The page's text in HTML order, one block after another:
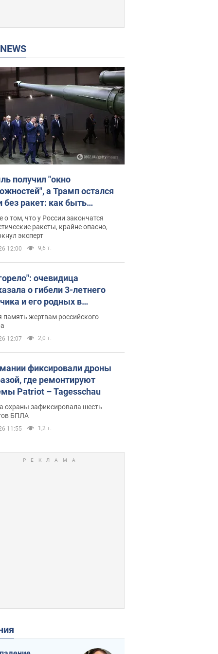
NEWS
получил "окно
а Трамп остался
без ракет: как быть
Интервью с Мельником
о том, что у России закончатся
ракеты, крайне опасно,
эксперт
12:00 9,6 т.
очевидица
о гибели 3-летнего
и его родных в
атаки РФ на Киевскую
Видео и фото
память жертвам российского
12:07 2,0 т.
фиксировали дроны
где ремонтируют
Patriot – Tagesschau
охраны зафиксировала шесть
БПЛА
11:55 1,2 т.